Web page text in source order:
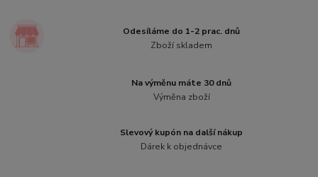
Odesíláme do 1-2 prac. dnů
Zboží skladem
Na výměnu máte 30 dnů
Výměna zboží
Slevový kupón na další nákup
Dárek k objednávce